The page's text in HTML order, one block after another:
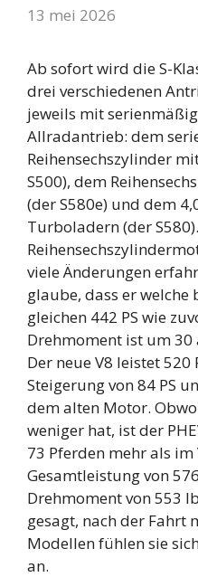
13 mei 2026
Ab sofort wird die S-
drei verschiedenen
jeweils mit
Allradantrieb: dem
Reihensechszylinder
S500), dem
(der S580e) und dem
Turboladern (der
viele Änderungen
glaube, dass er welche
gleichen 442 PS wie
Drehmoment ist um
Der neue V8 leistet
Steigerung von 84 PS
dem alten Motor.
weniger hat, ist der
73 Pferden mehr als
Gesamtleistung von
Drehmoment von 553
gesagt, nach der Fahrt
Modellen fühlen sie
an.